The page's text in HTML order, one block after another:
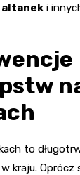
altanek i
to
kraju.